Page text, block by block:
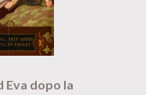
Eva dopo la